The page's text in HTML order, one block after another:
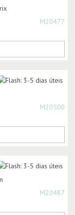
M20477
M20500
M20487